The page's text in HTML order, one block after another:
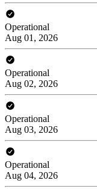
Operational
Aug 01, 2026
Operational
Aug 02, 2026
Operational
Aug 03, 2026
Operational
Aug 04, 2026